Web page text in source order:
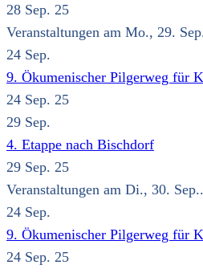
28 Sep. 25
Veranstaltungen am Mo., 29.
24 Sep.
9. Ökumenischer Pilgerweg für
24 Sep. 25
29 Sep.
4. Etappe nach Bischdorf
29 Sep. 25
Veranstaltungen am Di., 30.
24 Sep.
9. Ökumenischer Pilgerweg für
24 Sep. 25